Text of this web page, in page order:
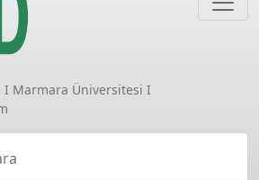
I Marmara Üniversitesi I